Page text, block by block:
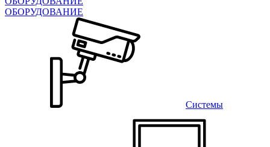
ОБОРУДОВАНИЕ
Системы